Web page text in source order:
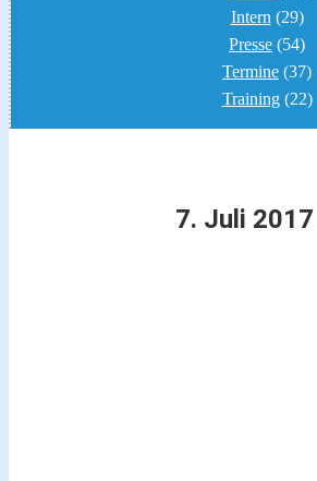
Intern (29)
Presse (54)
Termine (37)
Training(22)
7. Juli 2017